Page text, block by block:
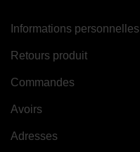
Informations personnelles
Retours produit
Commandes
Avoirs
Adresses